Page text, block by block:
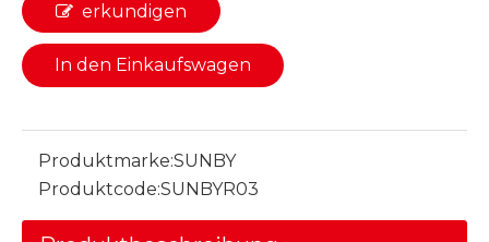
erkundigen
In den Einkaufswagen
Produktmarke:SUNBY
Produktcode:SUNBYR03